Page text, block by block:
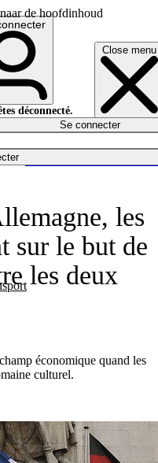
de hoofdinhoud
Close menu
déconnecté.
Se connecter
les
sur le but de
les deux
économique quand les
culturel.